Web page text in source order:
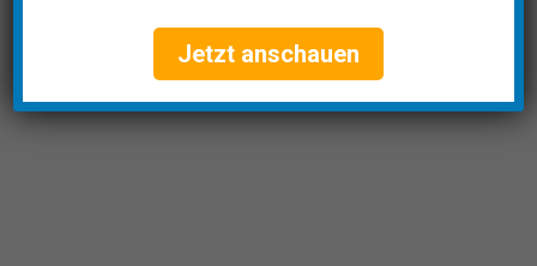
Jetzt anschauen